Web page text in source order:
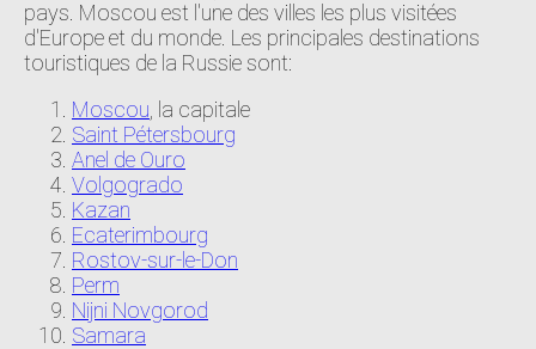
pays. Moscou est l'une des villes les plus visitées
d'Europe et du monde. Les principales destinations
touristiques de la Russie sont:
Moscou , la capitale
Saint Pétersbourg
Anel de Ouro
Volgogrado
Kazan
Ecaterimbourg
Rostov-sur-le-Don
Perm
Nijni Novgorod
Samara